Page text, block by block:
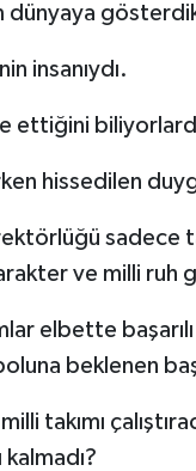
dünyaya
insanıydı.
ettiğini
hissedilen
sadece
ve milli ruh
elbette
beklenen
takımı